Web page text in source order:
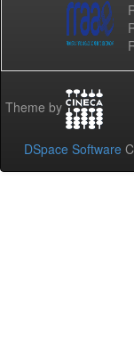
Theme by
DSpace Software